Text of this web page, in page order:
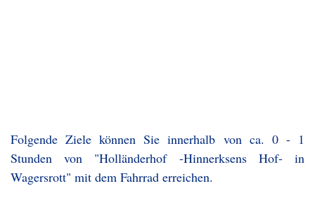
Folgende Ziele können Sie innerhalb von ca. 0 - 1
Stunden von "Holländerhof -Hinnerksens Hof- in
Wagersrott" mit dem Fahrrad erreichen.